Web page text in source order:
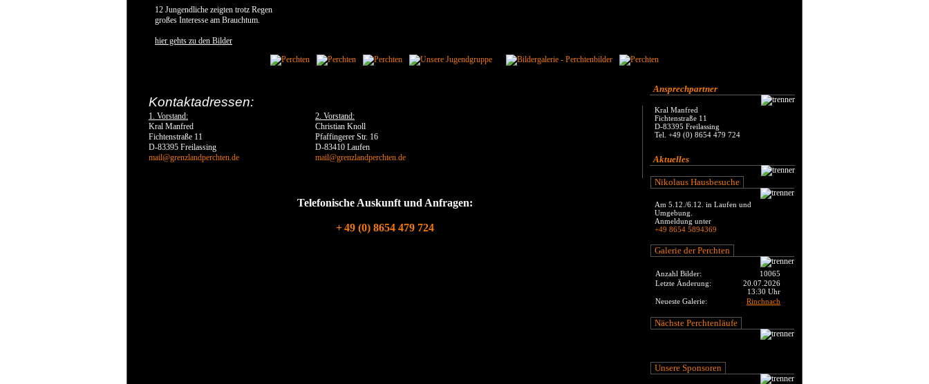
12 Jungendliche zeigten trotz Regen
großes Interesse am Brauchtum.
hier gehts zu den Bilder
Kontaktadressen:
1. Vorstand:
Kral Manfred
Fichtenstraße 11
D-83395 Freilassing
mail@grenzlandperchten.de
2. Vorstand:
Christian Knoll
Pfaffingerer Str. 16
D-83410 Laufen
mail@grenzlandperchten.de
Telefonische Auskunft und Anfragen:
+ 49 (0) 8654 479 724
Ansprechpartner
Kral Manfred
Fichtenstraße 11
D-83395 Freilassing
Tel. +49 (0) 8654 479 724
Aktuelles
Nikolaus Hausbesuche
Am 5.12./6.12. in Laufen und
Umgebung.
Anmeldung unter
+49 8654 5894369
Galerie der Perchten
Anzahl Bilder:
10065
Letzte Änderung:
20.07.2026
13:30 Uhr
Neueste Galerie:
Rinchnach
Nächste Perchtenläufe
Unsere Sponsoren